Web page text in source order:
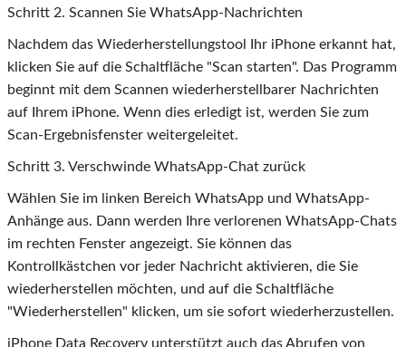
Schritt 2. Scannen Sie WhatsApp-Nachrichten
Nachdem das Wiederherstellungstool Ihr iPhone erkannt hat,
klicken Sie auf die Schaltfläche "Scan starten". Das Programm
beginnt mit dem Scannen wiederherstellbarer Nachrichten
auf Ihrem iPhone. Wenn dies erledigt ist, werden Sie zum
Scan-Ergebnisfenster weitergeleitet.
Schritt 3. Verschwinde WhatsApp-Chat zurück
Wählen Sie im linken Bereich WhatsApp und WhatsApp-
Anhänge aus. Dann werden Ihre verlorenen WhatsApp-Chats
im rechten Fenster angezeigt. Sie können das
Kontrollkästchen vor jeder Nachricht aktivieren, die Sie
wiederherstellen möchten, und auf die Schaltfläche
"Wiederherstellen" klicken, um sie sofort wiederherzustellen.
iPhone Data Recovery unterstützt auch das Abrufen von